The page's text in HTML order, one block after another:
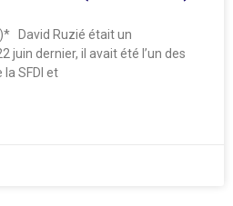
David Ruzié était un
juin dernier, il avait été l’un des
SFDI et